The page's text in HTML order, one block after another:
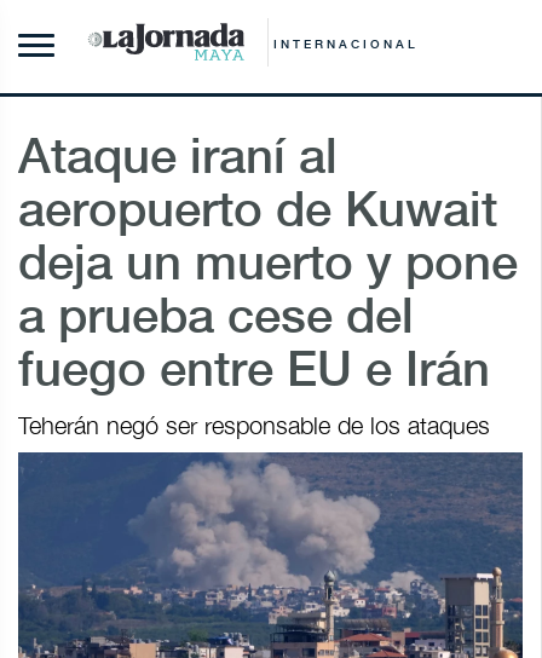
INTERNACIONAL
Ataque iraní al
aeropuerto de Kuwait
deja un muerto y pone
a prueba cese del
fuego entre EU e Irán
Teherán negó ser responsable de los ataques